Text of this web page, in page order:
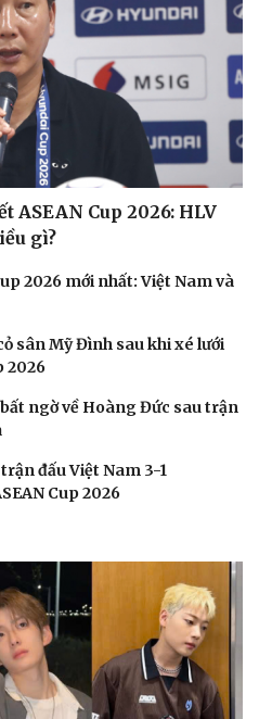
Nhà đẹp
Blog
Tình yêu - Gia đình
ASEAN Cup 2026: HLV
gì?
2026 mới nhất: Việt Nam và
sân Mỹ Đình sau khi xé lưới
2026
ngờ về Hoàng Đức sau trận
đấu Việt Nam 3-1
Cup 2026